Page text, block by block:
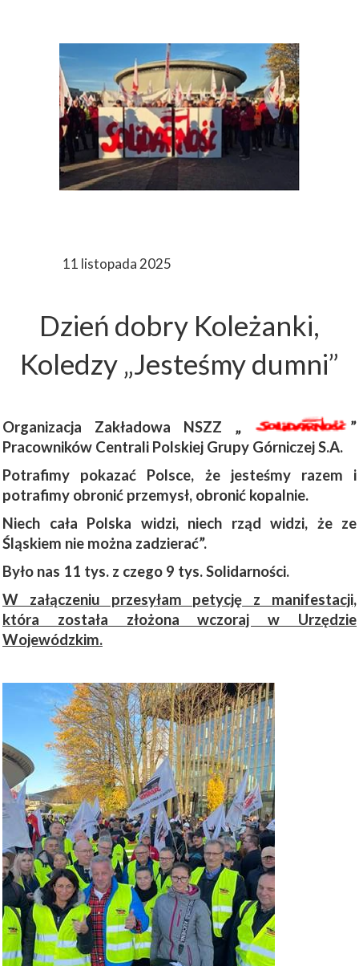
11 listopada 2025
Dzień dobry Koleżanki,
Koledzy „Jesteśmy dumni”
Organizacja Zakładowa NSZZ „
”
Pracowników Centrali Polskiej Grupy Górniczej S.A.
Potrafimy pokazać Polsce, że jesteśmy razem i
potrafimy obronić przemysł, obronić kopalnie.
Niech cała Polska widzi, niech rząd widzi, że ze
Śląskiem nie można zadzierać”.
Było nas 11 tys. z czego 9 tys. Solidarności.
W załączeniu przesyłam petycję z manifestacji,
która została złożona wczoraj w Urzędzie
Wojewódzkim.